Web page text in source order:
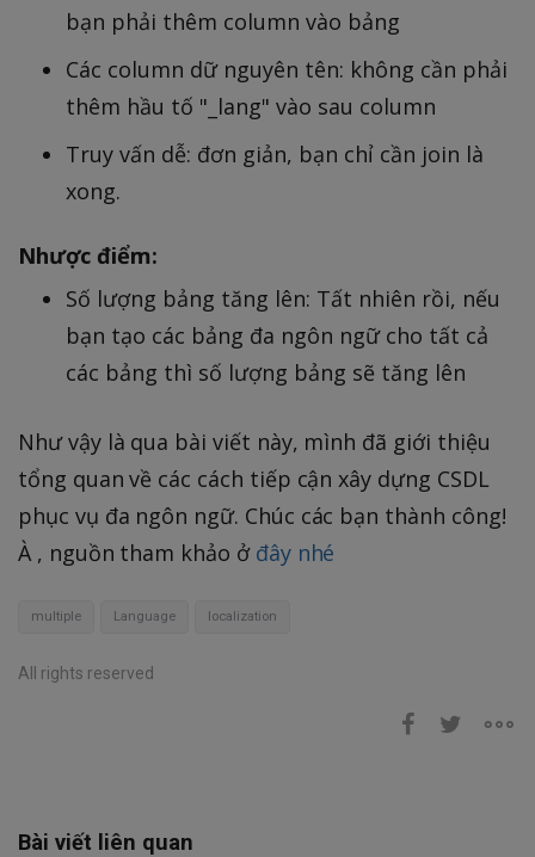
bạn phải thêm column vào bảng
Các column dữ nguyên tên: không cần phải
thêm hầu tố "_lang" vào sau column
Truy vấn dễ: đơn giản, bạn chỉ cần join là
xong.
Nhược điểm:
Số lượng bảng tăng lên: Tất nhiên rồi, nếu
bạn tạo các bảng đa ngôn ngữ cho tất cả
các bảng thì số lượng bảng sẽ tăng lên
Như vậy là qua bài viết này, mình đã giới thiệu
tổng quan về các cách tiếp cận xây dựng CSDL
phục vụ đa ngôn ngữ. Chúc các bạn thành công!
À , nguồn tham khảo ở đây nhé
multiple Language localization
All rights reserved
Bài viết liên quan